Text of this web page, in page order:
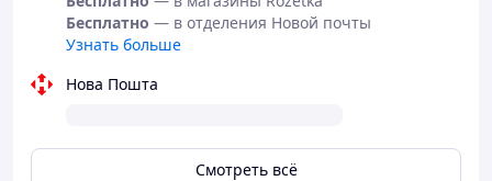
Бесплатно — в отделения Новой почты
Узнать больше
Нова Пошта
Смотреть всё